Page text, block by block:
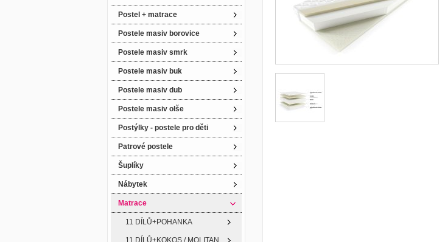
Postel + matrace
Postele masiv borovice
Postele masiv smrk
Postele masiv buk
Postele masiv dub
Postele masiv olše
Postýlky - postele pro děti
Patrové postele
Šuplíky
Nábytek
Matrace
11 DÍLŮ+POHANKA
11 DÍLŮ+KOKOS / MOLITAN